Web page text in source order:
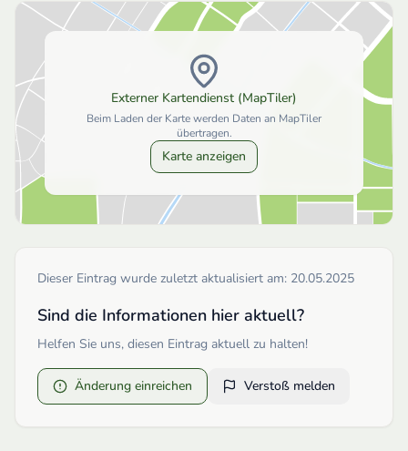
Externer Kartendienst (MapTiler)
Beim Laden der Karte werden Daten an MapTiler
übertragen.
Karte anzeigen
Dieser Eintrag wurde zuletzt aktualisiert am: 20.05.2025
Sind die Informationen hier aktuell?
Helfen Sie uns, diesen Eintrag aktuell zu halten!
Änderung einreichen Verstoß melden